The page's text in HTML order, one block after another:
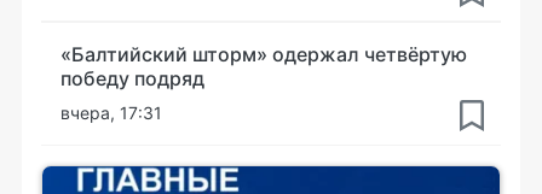
«Балтийский шторм» одержал четвёртую
победу подряд
вчера, 17:31